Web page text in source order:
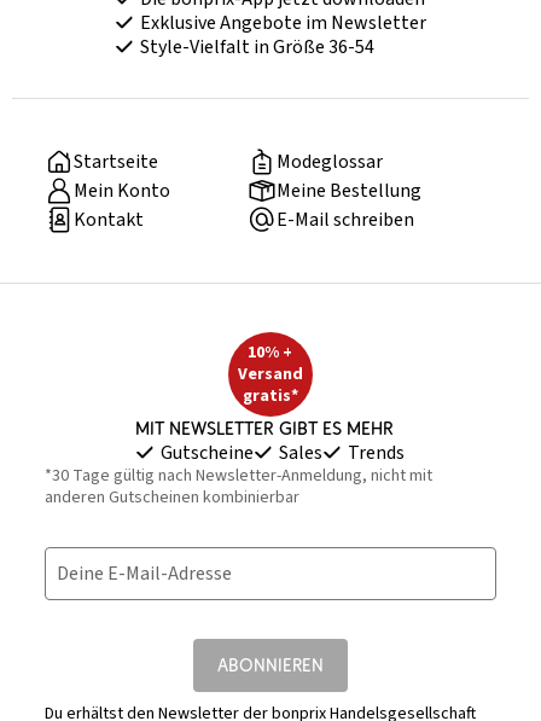
Exklusive Angebote im Newsletter
Style-Vielfalt in Größe 36-54
Startseite
Modeglossar
Mein Konto
Meine Bestellung
Kontakt
E-Mail schreiben
10% +
Versand
gratis*
Mit Newsletter gibt es mehr
Gutscheine Sales Trends
*30 Tage gültig nach Newsletter-Anmeldung, nicht mit
anderen Gutscheinen kombinierbar
Deine E-Mail-Adresse
ABONNIEREN
Du erhältst den Newsletter der bonprix Handelsgesellschaft